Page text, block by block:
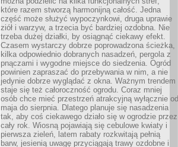
które razem stworzą harmonijną całość. Jedna
część może służyć wypoczynkowi, druga uprawie
ziół i warzyw, a trzecia być bardziej ozdobna. Nie
trzeba dużej działki, by osiągnąć ciekawy efekt.
Czasem wystarczy dobrze poprowadzona ścieżka,
kilka odpowiednio dobranych nasadzeń, pergola z
pnączami i wygodne miejsce do siedzenia. Ogród
powinien zapraszać do przebywania w nim, a nie
jedynie dobrze wyglądać z okna. Ważnym trendem
staje się też całoroczność ogrodu. Coraz mniej
osób chce mieć przestrzeń atrakcyjną wyłącznie od
maja do sierpnia. Dlatego planuje się nasadzenia
tak, aby coś ciekawego działo się w ogrodzie przez
cały rok. Wiosną pojawiają się cebulowe kwiaty i
pierwsza zieleń, latem rabaty rozkwitają pełnią
barw, jesienią uwagę przyciągają trawy ozdobne i